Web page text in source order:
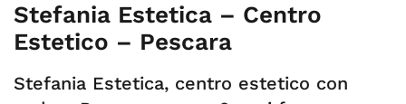
Stefania Estetica – Centro
Estetico – Pescara
Stefania Estetica, centro estetico con